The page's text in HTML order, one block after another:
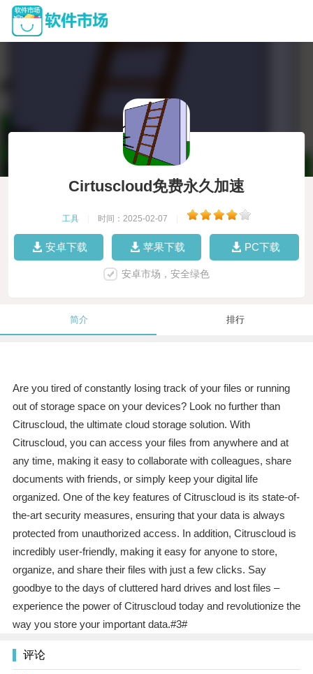
Cirtuscloud免费永久加速
工具 时间：2025-02-07
安卓下载 苹果下载 PC下载
安卓市场，安全绿色
简介 排行
Are you tired of constantly losing track of your files or running
out of storage space on your devices? Look no further than
Citruscloud, the ultimate cloud storage solution. With
Citruscloud, you can access your files from anywhere and at
any time, making it easy to collaborate with colleagues, share
documents with friends, or simply keep your digital life
organized. One of the key features of Citruscloud is its state-of-
the-art security measures, ensuring that your data is always
protected from unauthorized access. In addition, Citruscloud is
incredibly user-friendly, making it easy for anyone to store,
organize, and share their files with just a few clicks. Say
goodbye to the days of cluttered hard drives and lost files –
experience the power of Citruscloud today and revolutionize the
way you store your important data.#3#
评论